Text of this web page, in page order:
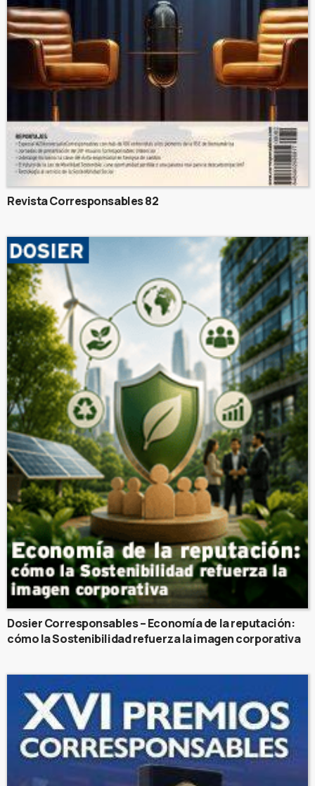
Revista Corresponsables 82
Dosier Corresponsables – Economía de la reputación:
cómo la Sostenibilidad refuerza la imagen corporativa